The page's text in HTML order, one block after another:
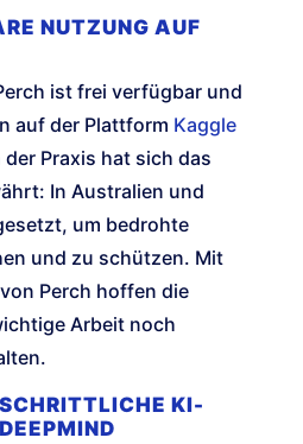
NUTZUNG AUF
ist frei verfügbar und
auf der Plattform Kaggle
Praxis hat sich das
In Australien und
um bedrohte
und zu schützen. Mit
Perch hoffen die
Arbeit noch
KI-